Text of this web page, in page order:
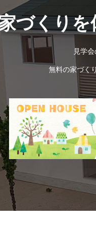
づくりを
見学
無料の家づく